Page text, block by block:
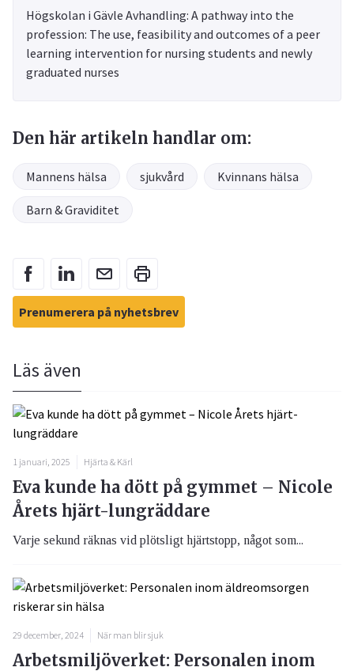
Högskolan i Gävle Avhandling: A pathway into the
profession: The use, feasibility and outcomes of a peer
learning intervention for nursing students and newly
graduated nurses
Den här artikeln handlar om:
Mannens hälsa sjukvård Kvinnans hälsa
Barn & Graviditet
Prenumerera på nyhetsbrev
Läs även
1 januari, 2025 Hjärta & Kärl
Eva kunde ha dött på gymmet – Nicole
Årets hjärt-lungräddare
Varje sekund räknas vid plötsligt hjärtstopp, något som...
29 december, 2024 När man blir sjuk
Arbetsmiljöverket: Personalen inom